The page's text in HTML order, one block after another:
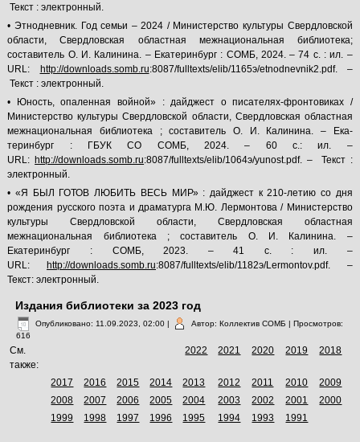
Текст : электронный.
• Этнодневник. Год семьи – 2024 / Министерство культуры Свердловской
области, Свердловская областная межнациональная библиотека;
составитель О. И. Калинина. – Екатеринбург : СОМБ, 2024. – 74 с. : ил. –
URL:
http://downloads.somb.ru:8087/fulltexts/elib/1165э/etnodnevnik2.pdf. –
Текст : электронный.
• Юность, опаленная войной» : дайджест о писателях-фронтовиках /
Министерство культуры Свердловской области, Свердловская областная
межнациональная библиотека ; составитель О. И. Калинина. – Ека-
теринбург : ГБУК СО СОМБ, 2024. – 60 с.: ил. –
URL: http://downloads.somb.ru:8087/fulltexts/elib/1064э/yunost.pdf. – Текст :
электронный.
• «Я БЫЛ ГОТОВ ЛЮБИТЬ ВЕСЬ МИР» : дайджест к 210-летию со дня
рождения русского поэта и драматурга М.Ю. Лермонтова / Министерство
культуры Свердловской области, Свердловская областная
межнациональная библиотека ; составитель О. И. Калинина. –
Екатеринбург : СОМБ, 2023. – 41 с. : ил. –
URL:
http://downloads.somb.ru:8087/fulltexts/elib/1182э/Lermontov.pdf. –
Текст: электронный.
Издания библиотеки за 2023 год
Опубликовано: 11.09.2023, 02:00 | Автор: Коллектив СОМБ | Просмотров:
616
См.
также:
2022 2021 2020 2019 2018
2017 2016 2015 2014 2013 2012 2011 2010
2009
2008
2007 2006 2005 2004 2003 2002 2001
2000
1999
1998 1997 1996 1995 1994 1993 1991